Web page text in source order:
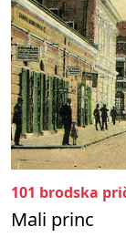
101 brodska
Mali princ